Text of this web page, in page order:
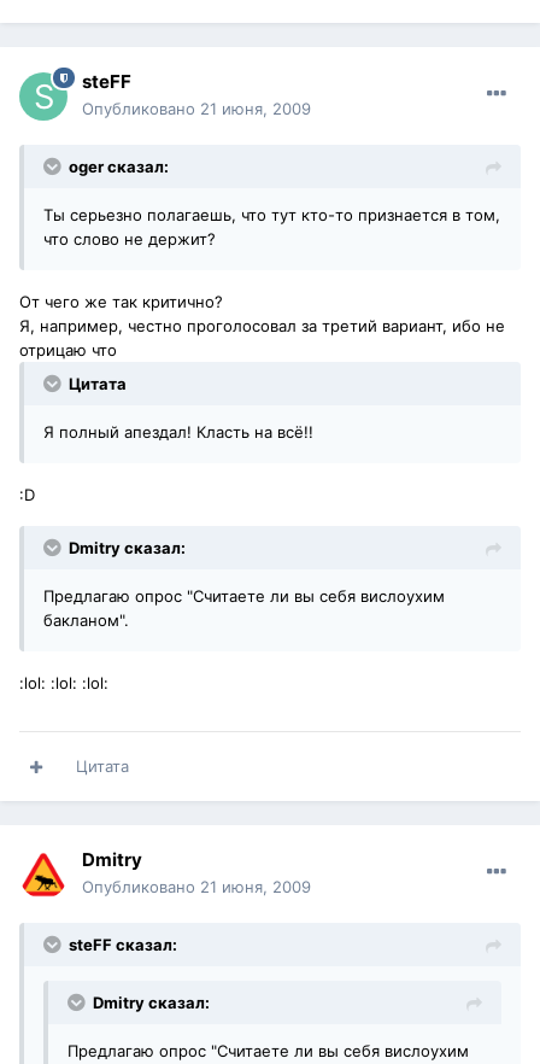
steFF
Опубликовано 21 июня, 2009
oger сказал:
Ты серьезно полагаешь, что тут кто-то признается в том,
что слово не держит?
От чего же так критично?
Я, например, честно проголосовал за третий вариант, ибо не
отрицаю что
Цитата
Я полный апездал! Класть на всё!!
:D
Dmitry сказал:
Предлагаю опрос "Считаете ли вы себя вислоухим
бакланом".
:lol: :lol: :lol:
Цитата
Dmitry
Опубликовано 21 июня, 2009
steFF сказал:
Dmitry сказал:
Предлагаю опрос "Считаете ли вы себя вислоухим